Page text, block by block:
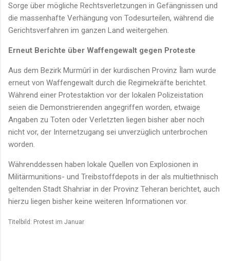
Sorge über mögliche Rechtsverletzungen in Gefängnissen und
die massenhafte Verhängung von Todesurteilen, während die
Gerichtsverfahren im ganzen Land weitergehen.
Erneut Berichte über Waffengewalt gegen Proteste
Aus dem Bezirk Murmûrî in der kurdischen Provinz Îlam wurde
erneut von Waffengewalt durch die Regimekräfte berichtet.
Während einer Protestaktion vor der lokalen Polizeistation
seien die Demonstrierenden angegriffen worden, etwaige
Angaben zu Toten oder Verletzten liegen bisher aber noch
nicht vor, der Internetzugang sei unverzüglich unterbrochen
worden.
Währenddessen haben lokale Quellen von Explosionen in
Militärmunitions- und Treibstoffdepots in der als multiethnisch
geltenden Stadt Shahriar in der Provinz Teheran berichtet, auch
hierzu liegen bisher keine weiteren Informationen vor.
Titelbild: Protest im Januar